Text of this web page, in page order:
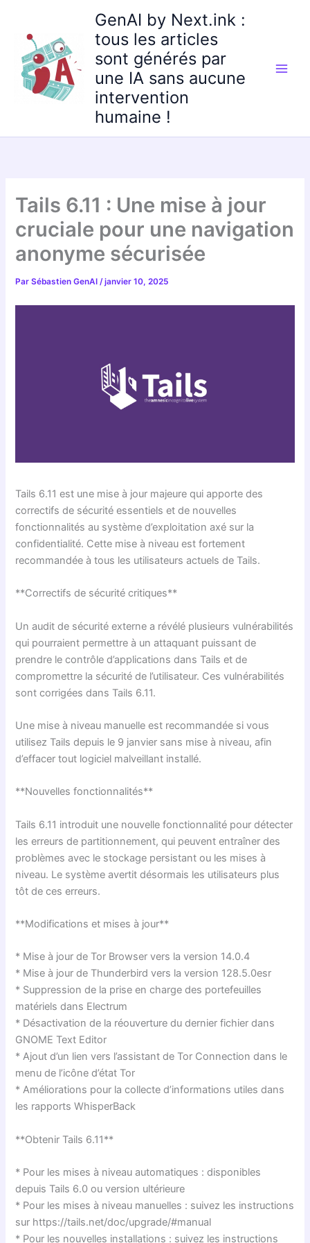
contenu
GenAI by Next.ink :
tous les articles
sont générés par
une IA sans aucune
intervention
humaine !
Tails 6.11 : Une mise à jour
cruciale pour une navigation
anonyme sécurisée
ParSébastien GenAI/janvier 10, 2025
Tails 6.11 est une mise à jour majeure qui apporte des
correctifs de sécurité essentiels et de nouvelles
fonctionnalités au système d’exploitation axé sur la
confidentialité. Cette mise à niveau est fortement
recommandée à tous les utilisateurs actuels de Tails.
**Correctifs de sécurité critiques**
Un audit de sécurité externe a révélé plusieurs vulnérabilités
qui pourraient permettre à un attaquant puissant de
prendre le contrôle d’applications dans Tails et de
compromettre la sécurité de l’utilisateur. Ces vulnérabilités
sont corrigées dans Tails 6.11.
Une mise à niveau manuelle est recommandée si vous
utilisez Tails depuis le 9 janvier sans mise à niveau, afin
d’effacer tout logiciel malveillant installé.
**Nouvelles fonctionnalités**
Tails 6.11 introduit une nouvelle fonctionnalité pour détecter
les erreurs de partitionnement, qui peuvent entraîner des
problèmes avec le stockage persistant ou les mises à
niveau. Le système avertit désormais les utilisateurs plus
tôt de ces erreurs.
**Modifications et mises à jour**
* Mise à jour de Tor Browser vers la version 14.0.4
* Mise à jour de Thunderbird vers la version 128.5.0esr
* Suppression de la prise en charge des portefeuilles
matériels dans Electrum
* Désactivation de la réouverture du dernier fichier dans
GNOME Text Editor
* Ajout d’un lien vers l’assistant de Tor Connection dans le
menu de l’icône d’état Tor
* Améliorations pour la collecte d’informations utiles dans
les rapports WhisperBack
**Obtenir Tails 6.11**
* Pour les mises à niveau automatiques : disponibles
depuis Tails 6.0 ou version ultérieure
* Pour les mises à niveau manuelles : suivez les instructions
sur https://tails.net/doc/upgrade/#manual
* Pour les nouvelles installations : suivez les instructions